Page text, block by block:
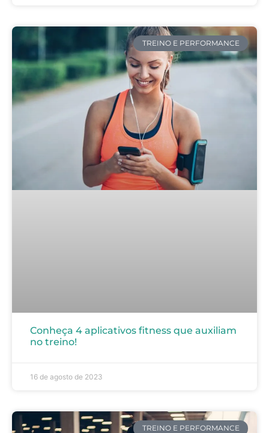
TREINO E PERFORMANCE
Conheça 4 aplicativos fitness que auxiliam
no treino!
16 de agosto de 2023
TREINO E PERFORMANCE